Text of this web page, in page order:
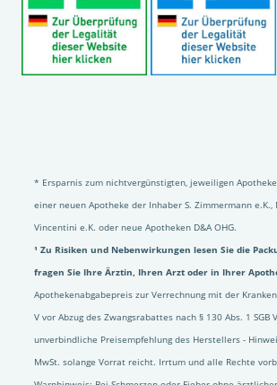
* Ersparnis zum nichtvergünstigten, jeweiligen
einer neuen Apotheke der Inhaber S. Zimmermann e.K.,
Vincentini e.K. oder neue Apotheken D&A OHG.
¹ Zu Risiken und Nebenwirkungen lesen Sie die
fragen Sie Ihre Ärztin, Ihren Arzt oder in Ihrer
Apothekenabgabepreis zur Verrechnung mit der
V vor Abzug des Zwangsrabattes nach § 130 Abs. 1 SGB
unverbindliche Preisempfehlung des Herstellers -
MwSt. solange Vorrat reicht. Irrtum und alle Rechte